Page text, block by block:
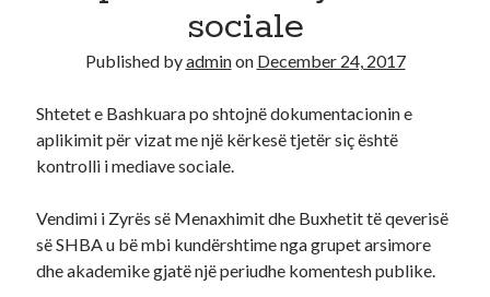
onShërbim aplikimesh per Lotarine amerikane online
Ahmed Mohamed AlionLlotaria amerikane bëhet me pagesë, 1
dollar aplikimi
Ahmed Mohamed AlionLlotaria amerikane bëhet me pagesë, 1
sociale
Published byadminon December 24, 2017
Shtetet e Bashkuara po shtojnë dokumentacionin e
aplikimit për vizat me një kërkesë tjetër siç është
kontrolli i mediave sociale.
Vendimi i Zyrës së Menaxhimit dhe Buxhetit të qeverisë
së SHBA u bë mbi kundërshtime nga grupet arsimore
dhe akademike gjatë një periudhe komentesh publike.